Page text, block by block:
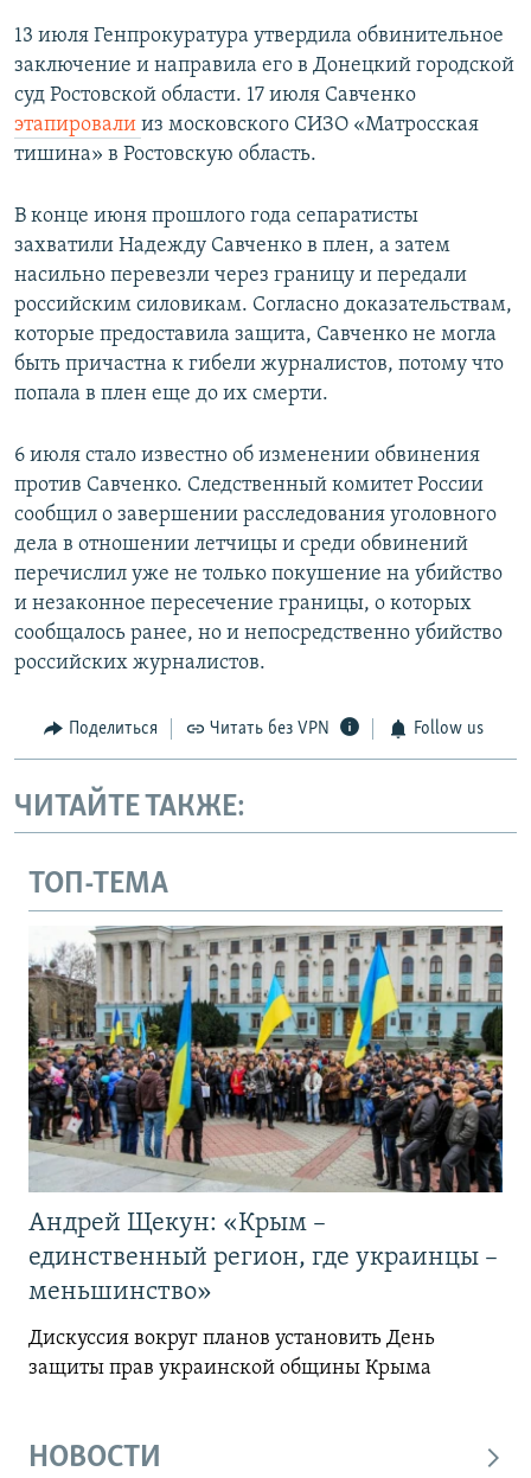
13 июля Генпрокуратура утвердила обвинительное
заключение и направила его в Донецкий городской
суд Ростовской области. 17 июля Савченко
этапировали из московского СИЗО «Матросская
тишина» в Ростовскую область.
В конце июня прошлого года сепаратисты
захватили Надежду Савченко в плен, а затем
насильно перевезли через границу и передали
российским силовикам. Согласно доказательствам,
которые предоставила защита, Савченко не могла
быть причастна к гибели журналистов, потому что
попала в плен еще до их смерти.
6 июля стало известно об изменении обвинения
против Савченко. Следственный комитет России
сообщил о завершении расследования уголовного
дела в отношении летчицы и среди обвинений
перечислил уже не только покушение на убийство
и незаконное пересечение границы, о которых
сообщалось ранее, но и непосредственно убийство
российских журналистов.
Поделиться Читать без VPN Follow us
ЧИТАЙТЕ ТАКЖЕ:
ТОП-ТЕМА
Андрей Щекун: «Крым –
единственный регион, где украинцы –
меньшинство»
Дискуссия вокруг планов установить День
защиты прав украинской общины Крыма
НОВОСТИ